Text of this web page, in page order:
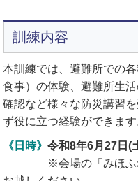
訓練内容
本訓練では、避難所での
食事）の体験、避難所生
確認など様々な防災講習
ず役に立つ経験ができます
《日時》令和8年6月27日(
※会場の「みほふれ